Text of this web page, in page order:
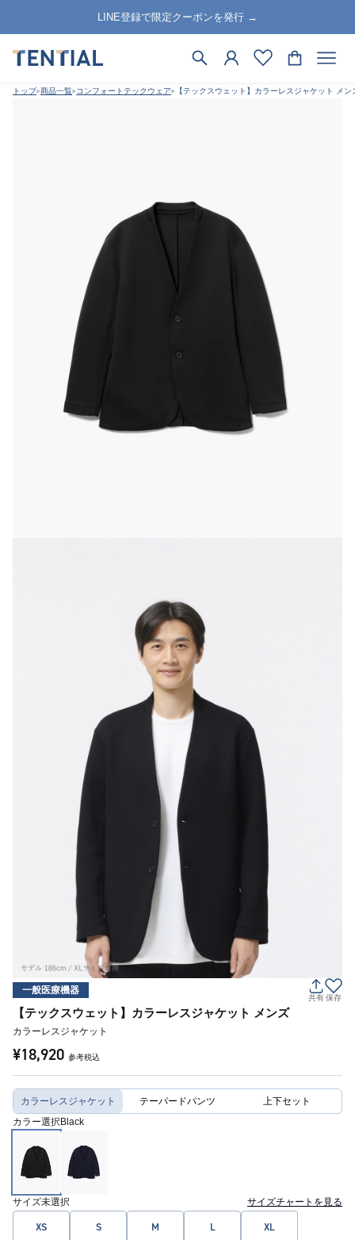
LINE登録で限定クーポンを発行 →
トップ 商品一覧 コンフォートテックウェア 【テックスウェット】カラーレスジャケット メン
一般医療機器
共有保存
【テックスウェット】カラーレスジャケット メンズ
カラーレスジャケット
¥18,920 参考税込
カラーレスジャケット テーパードパンツ 上下セット
カラー選択Black
サイズ未選択 サイズチャートを見る
XS S M L XL